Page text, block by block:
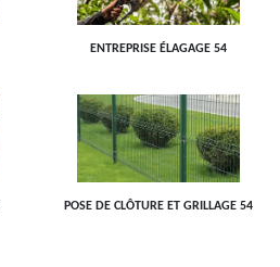
ENTREPRISE ÉLAGAGE 54
POSE DE CLÔTURE ET GRILLAGE 54